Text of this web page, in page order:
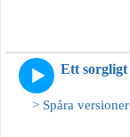
Ett sorgligt
> Spåra versioner